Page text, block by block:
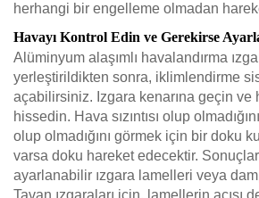
herhangi bir engelleme olmadan
Havayı Kontrol Edin ve Gerekirse
Alüminyum alaşımlı havalandırma
yerleştirildikten sonra, iklimlendirme
açabilirsiniz. Izgara kenarına geçin ve
hissedin. Hava sızıntısı olup
olup olmadığını görmek için bir doku
varsa doku hareket edecektir. Sonuçlar
ayarlanabilir ızgara lamelleri veya
Tavan ızgaraları için, lamellerin açısı